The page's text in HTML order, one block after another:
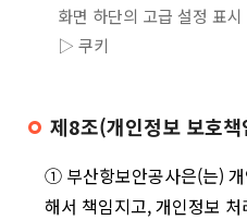
화면 하단의 고급 설정 표
▷ 쿠키
제8조(개인정보 보호
① 부산항보안공사은(는)
해서 책임지고, 개인정보